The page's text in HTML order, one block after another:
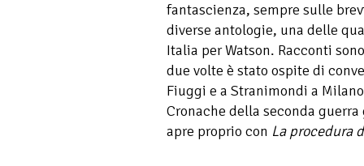
fantascienza, sempre sulle
diverse antologie, una delle
Italia per Watson. Racconti
due volte è stato ospite di
Fiuggi e a Stranimondi a
Cronache della seconda
apre proprio con La procedura